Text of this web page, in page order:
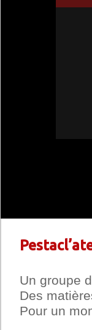
Un groupe
Des
Pour un